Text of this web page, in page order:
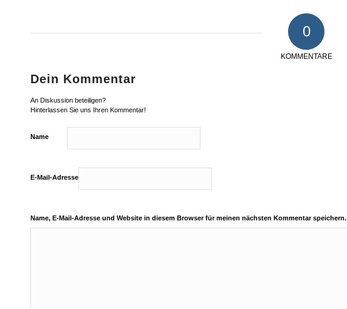
0
KOMMENTARE
Dein Kommentar
An Diskussion beteiligen?
Hinterlassen Sie uns Ihren Kommentar!
Name
E-Mail-Adresse
Name, E-Mail-Adresse und Website in diesem Browser für meinen nächsten Kommentar speichern.